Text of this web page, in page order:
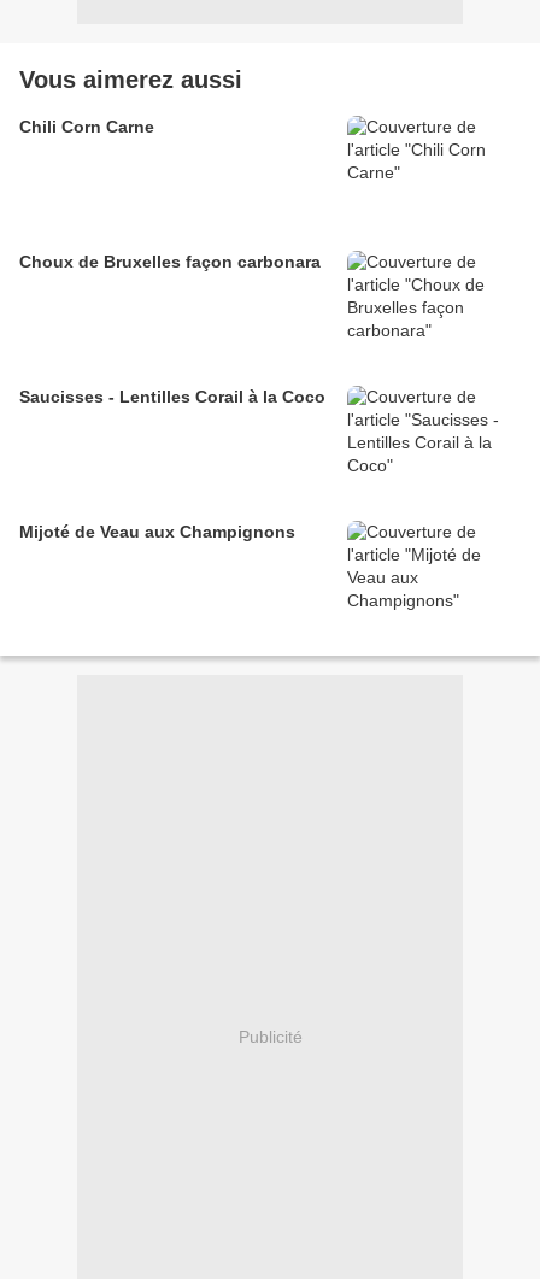
Vous aimerez aussi
Chili Corn Carne
Choux de Bruxelles façon carbonara
Saucisses - Lentilles Corail à la Coco
Mijoté de Veau aux Champignons
Publicité